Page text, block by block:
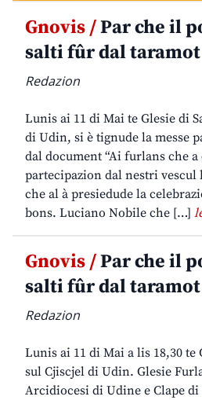
Gnovis /Par che il
salti fûr dal
Redazion
Lunis ai 11 di Mai te Glesie di
di Udin, si è tignude la messe
dal document “Ai furlans che
partecipazion dal nestri vescul
che al à presiedude la
bons. Luciano Nobile che […]
Gnovis /Par che il
salti fûr dal
Redazion
Lunis ai 11 di Mai a lis 18,30 te
sul Cjiscjel di Udin. Glesie
Arcidiocesi di Udine e Clape